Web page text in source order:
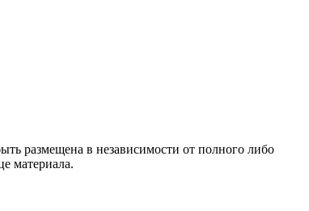
размещена в независимости от полного либо
материала.